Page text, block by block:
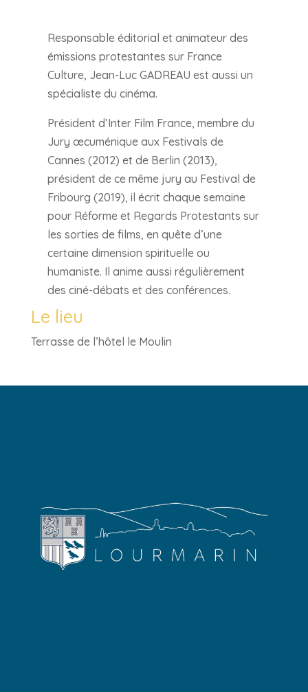
Responsable éditorial et animateur des
émissions protestantes sur France
Culture, Jean-Luc GADREAU est aussi un
spécialiste du cinéma.
Président d’Inter Film France, membre du
Jury œcuménique aux Festivals de
Cannes (2012) et de Berlin (2013),
président de ce même jury au Festival de
Fribourg (2019), il écrit chaque semaine
pour Réforme et Regards Protestants sur
les sorties de films, en quête d’une
certaine dimension spirituelle ou
humaniste. Il anime aussi régulièrement
des ciné-débats et des conférences.
Le lieu
Terrasse de l’hôtel le Moulin